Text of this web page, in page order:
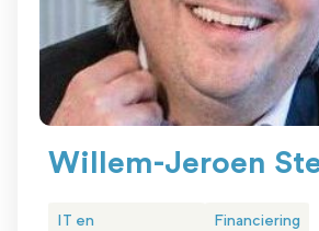
Willem-Jeroen
IT en
Financiering